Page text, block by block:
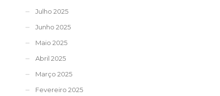
Julho 2025
Junho 2025
Maio 2025
Abril 2025
Março 2025
Fevereiro 2025